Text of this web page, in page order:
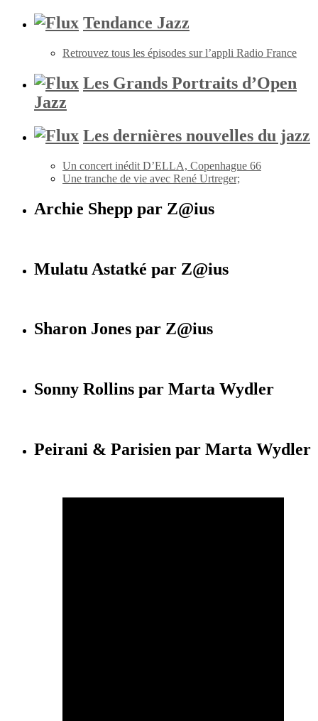
Tendance Jazz
Retrouvez tous les épisodes sur l’appli Radio France
Les Grands Portraits d’Open
Jazz
Les dernières nouvelles du jazz
Un concert inédit D’ELLA, Copenhague 66
Une tranche de vie avec René Urtreger;
Archie Shepp par Z@ius
Mulatu Astatké par Z@ius
Sharon Jones par Z@ius
Sonny Rollins par Marta Wydler
Peirani & Parisien par Marta Wydler